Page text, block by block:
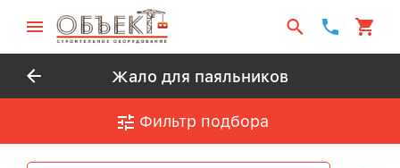
Жало для паяльников
Фильтр подбора